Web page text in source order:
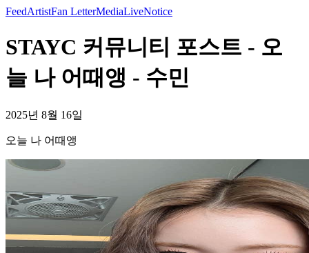
FeedArtistFan LetterMediaLiveNotice
STAYC 커뮤니티 포스트 - 오
늘 나 어때앵 - 수민
2025년 8월 16일
오늘 나 어때앵